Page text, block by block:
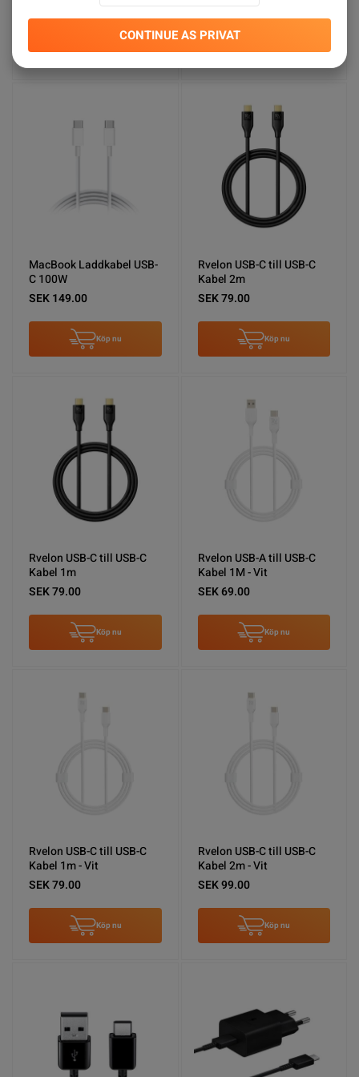
SEK 149.00
MacBook Laddkabel USB-
C 100W
SEK 149.00
Köp nu
Rvelon USB-C till USB-C
Kabel 2m
SEK 79.00
Köp nu
Rvelon USB-C till USB-C
Kabel 1m
SEK 79.00
Köp nu
Rvelon USB-A till USB-C
Kabel 1M - Vit
SEK 69.00
Köp nu
Rvelon USB-C till USB-C
Kabel 1m - Vit
SEK 79.00
Köp nu
Rvelon USB-C till USB-C
Kabel 2m - Vit
SEK 99.00
Köp nu
CONTINUE AS PRIVAT